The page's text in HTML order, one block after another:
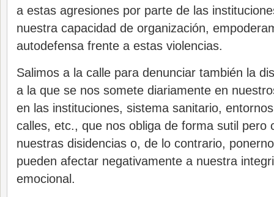
a estas agresiones por parte de las
nuestra capacidad de organización,
autodefensa frente a estas violencias.
Salimos a la calle para denunciar también la
a la que se nos somete diariamente en
en las instituciones, sistema sanitario,
calles, etc., que nos obliga de forma sutil pero
nuestras disidencias o, de lo contrario,
pueden afectar negativamente a nuestra
emocional.